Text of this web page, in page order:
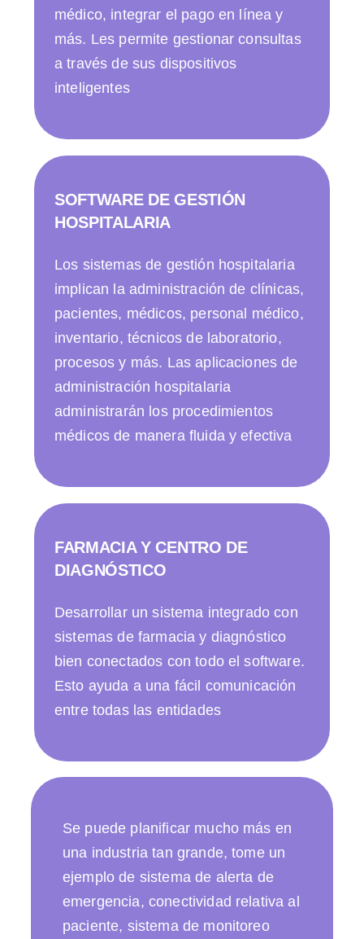
médico, integrar el pago en línea y
más. Les permite gestionar consultas
a través de sus dispositivos
inteligentes
SOFTWARE DE GESTIÓN
HOSPITALARIA
Los sistemas de gestión hospitalaria
implican la administración de clínicas,
pacientes, médicos, personal médico,
inventario, técnicos de laboratorio,
procesos y más. Las aplicaciones de
administración hospitalaria
administrarán los procedimientos
médicos de manera fluida y efectiva
FARMACIA Y CENTRO DE
DIAGNÓSTICO
Desarrollar un sistema integrado con
sistemas de farmacia y diagnóstico
bien conectados con todo el software.
Esto ayuda a una fácil comunicación
entre todas las entidades
Se puede planificar mucho más en
una industria tan grande, tome un
ejemplo de sistema de alerta de
emergencia, conectividad relativa al
paciente, sistema de monitoreo